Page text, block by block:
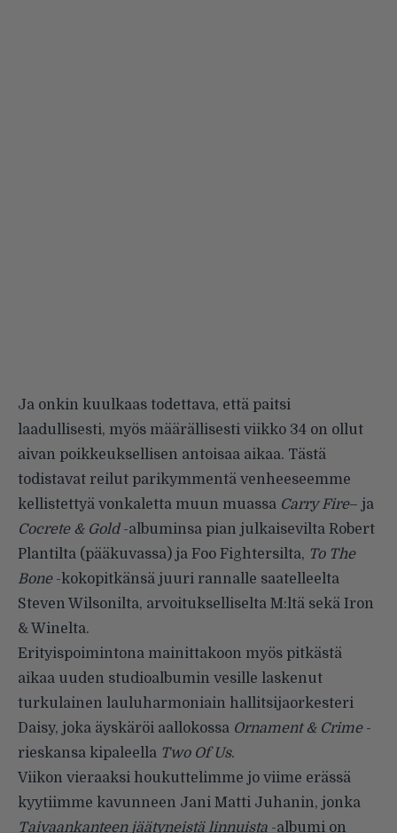
Ja onkin kuulkaas todettava, että paitsi
laadullisesti, myös määrällisesti viikko 34 on ollut
aivan poikkeuksellisen antoisaa aikaa. Tästä
todistavat reilut parikymmentä venheeseemme
kellistettyä vonkaletta muun muassa Carry Fire– ja
Cocrete & Gold-albuminsa pian julkaisevilta Robert
Plantilta (pääkuvassa) ja Foo Fightersilta, To The
Bone-kokopitkänsä juuri rannalle saatelleelta
Steven Wilsonilta, arvoitukselliselta M:ltä sekä Iron
& Winelta.
Erityispoimintona mainittakoon myös pitkästä
aikaa uuden studioalbumin vesille laskenut
turkulainen lauluharmoniain hallitsijaorkesteri
Daisy, joka äyskäröi aallokossa Ornament & Crime-
rieskansa kipaleella Two Of Us.
Viikon vieraaksi houkuttelimme jo viime erässä
kyytiimme kavunneen Jani Matti Juhanin, jonka
Taivaankanteen jäätyneistä linnuista -albumi on